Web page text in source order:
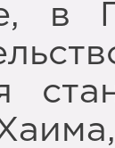
в